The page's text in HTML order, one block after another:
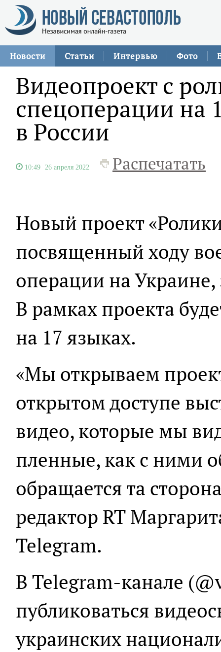
Новости Статьи Интервью Фото
Видеопроект с
спецоперации на
в России
10:49 26 апреля 2022 Распечатать
Новый проект
посвященный ходу
операции на Украине,
В рамках проекта
на 17 языках.
«Мы открываем
открытом доступе
видео, которые мы
пленные, как с ними
обращается та
редактор RT
Telegram.
В Telegram-канале
публиковаться
украинских